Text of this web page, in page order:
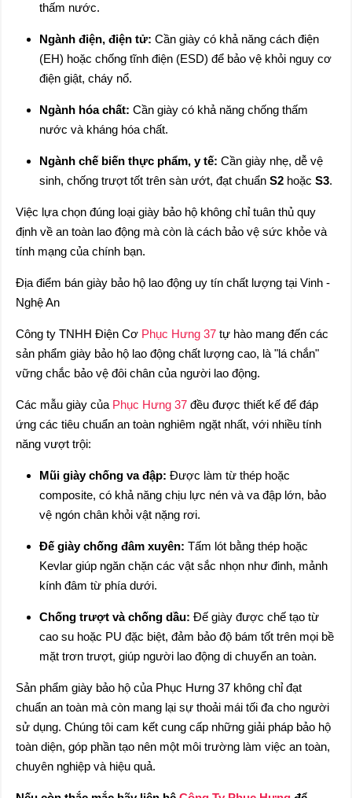
thấm nước.
Ngành điện, điện tử: Cần giày có khả năng cách điện
(EH) hoặc chống tĩnh điện (ESD) để bảo vệ khỏi nguy cơ
điện giật, cháy nổ.
Ngành hóa chất: Cần giày có khả năng chống thấm
nước và kháng hóa chất.
Ngành chế biến thực phẩm, y tế: Cần giày nhẹ, dễ vệ
sinh, chống trượt tốt trên sàn ướt, đạt chuẩnS2 hoặcS3.
Việc lựa chọn đúng loại giày bảo hộ không chỉ tuân thủ quy
định về an toàn lao động mà còn là cách bảo vệ sức khỏe và
tính mạng của chính bạn.
Địa điểm bán giày bảo hộ lao động uy tín chất lượng tại Vinh -
Nghệ An
Công ty TNHH Điện Cơ Phục Hưng 37 tự hào mang đến các
sản phẩm giày bảo hộ lao động chất lượng cao, là "lá chắn"
vững chắc bảo vệ đôi chân của người lao động.
Các mẫu giày của Phục Hưng 37 đều được thiết kế để đáp
ứng các tiêu chuẩn an toàn nghiêm ngặt nhất, với nhiều tính
năng vượt trội:
Mũi giày chống va đập: Được làm từ thép hoặc
composite, có khả năng chịu lực nén và va đập lớn, bảo
vệ ngón chân khỏi vật nặng rơi.
Đế giày chống đâm xuyên: Tấm lót bằng thép hoặc
Kevlar giúp ngăn chặn các vật sắc nhọn như đinh, mảnh
kính đâm từ phía dưới.
Chống trượt và chống dầu: Đế giày được chế tạo từ
cao su hoặc PU đặc biệt, đảm bảo độ bám tốt trên mọi bề
mặt trơn trượt, giúp người lao động di chuyển an toàn.
Sản phẩm giày bảo hộ của Phục Hưng 37 không chỉ đạt
chuẩn an toàn mà còn mang lại sự thoải mái tối đa cho người
sử dụng. Chúng tôi cam kết cung cấp những giải pháp bảo hộ
toàn diện, góp phần tạo nên một môi trường làm việc an toàn,
chuyên nghiệp và hiệu quả.